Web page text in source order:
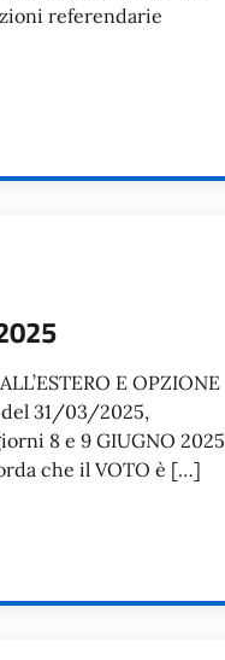
referendarie
E OPZIONE
del 31/03/2025,
8 e 9 GIUGNO 2025
che il VOTO è […]